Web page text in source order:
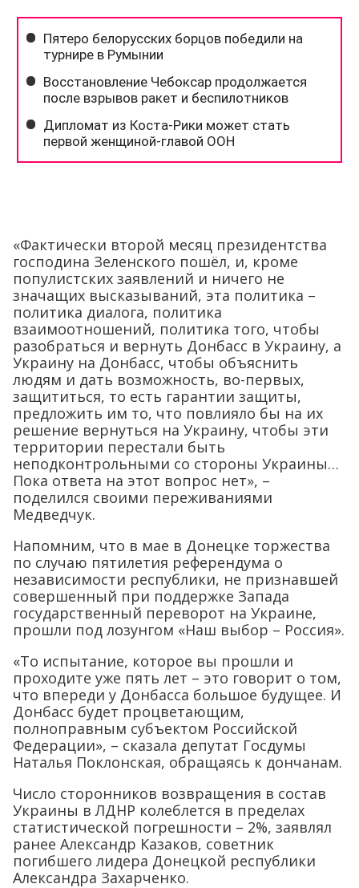
«Фактически второй месяц президентства
господина Зеленского пошёл, и, кроме
популистских заявлений и ничего не
значащих высказываний, эта политика –
политика диалога, политика
взаимоотношений, политика того, чтобы
разобраться и вернуть Донбасс в Украину, а
Украину на Донбасс, чтобы объяснить
людям и дать возможность, во-первых,
защититься, то есть гарантии защиты,
предложить им то, что повлияло бы на их
решение вернуться на Украину, чтобы эти
территории перестали быть
неподконтрольными со стороны Украины…
Пока ответа на этот вопрос нет», –
поделился своими переживаниями
Медведчук.
Напомним, что в мае в Донецке торжества
по случаю пятилетия референдума о
независимости республики, не признавшей
совершенный при поддержке Запада
государственный переворот на Украине,
прошли под лозунгом «Наш выбор – Россия».
«То испытание, которое вы прошли и
проходите уже пять лет – это говорит о том,
что впереди у Донбасса большое будущее. И
Донбасс будет процветающим,
полноправным субъектом Российской
Федерации», – сказала депутат Госдумы
Наталья Поклонская, обращаясь к дончанам.
Число сторонников возвращения в состав
Украины в ЛДНР колеблется в пределах
статистической погрешности – 2%, заявлял
ранее Александр Казаков, советник
погибшего лидера Донецкой республики
Александра Захарченко.